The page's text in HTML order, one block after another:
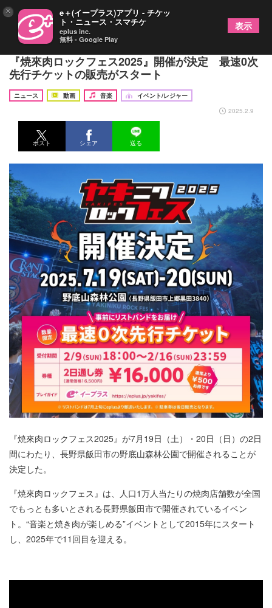
長野県飯田市の“音楽と焼き肉が楽しめる”フェス
『焼來肉ロックフェス2025』開催が決定 最速0次
先行チケットの販売がスタート
ニュース 動画 音楽
イベント/レジャー
2025.2.9
ポスト シェア 送る
『焼來肉ロックフェス2025』が7月19日（土）・20日（日）の2日
間にわたり、長野県飯田市の野底山森林公園で開催されることが
決定した。
『焼來肉ロックフェス』は、人口1万人当たりの焼肉店舗数が全国
でもっとも多いとされる長野県飯田市で開催されているイベン
ト。“音楽と焼き肉が楽しめる”イベントとして2015年にスタート
し、2025年で11回目を迎える。
× e＋(イープラス)アプリ - チケッ
ト・ニュース・スマチケ
eplus inc.
無料 - Google Play
表示